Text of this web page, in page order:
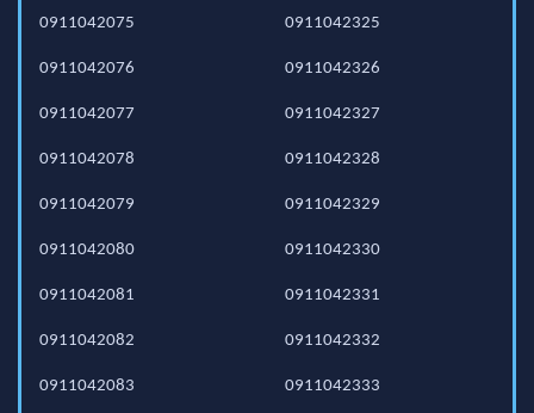
0911042075
0911042076
0911042077
0911042078
0911042079
0911042080
0911042081
0911042082
0911042083
0911042325
0911042326
0911042327
0911042328
0911042329
0911042330
0911042331
0911042332
0911042333